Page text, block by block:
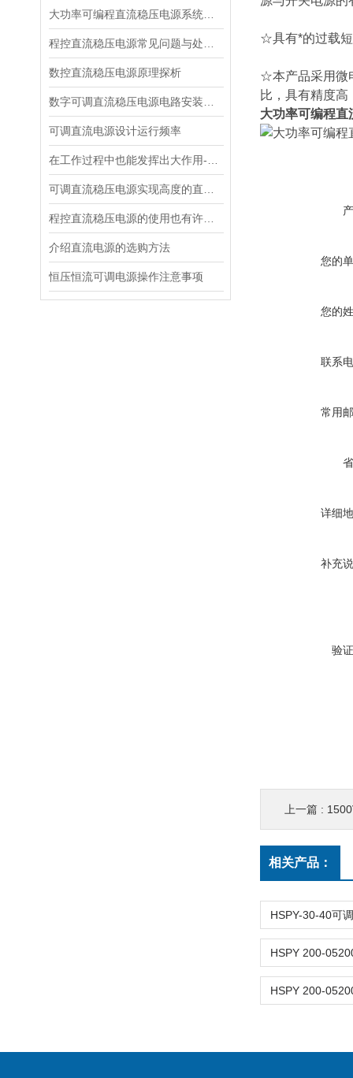
数控直流稳压电源原理探析
可调直流电源设计运行频率
介绍直流电源的选购方法
恒压恒流可调电源操作注意事项
☆具有*的过载
☆本产品采用微
比，具有精度
大功率可编程直
您的
您的
联系
常用
详细
补充
验
上一篇 :
相关产品：